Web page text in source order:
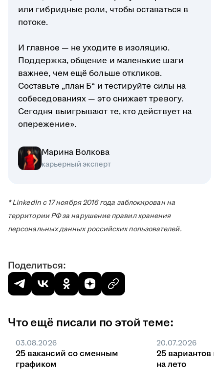
или гибридные роли, чтобы оставаться в
потоке.
И главное — не уходите в изоляцию.
Поддержка, общение и маленькие шаги
важнее, чем ещё больше откликов.
Составьте „план Б“ и тестируйте силы на
собеседованиях — это снижает тревогу.
Сегодня выигрывают те, кто действует на
опережение».
Марина Волкова
карьерный эксперт
* LinkedIn с 17 ноября 2016 года заблокирован на
территории РФ за нарушение правил хранения
персональных данных российских пользователей.
Поделиться:
Что ещё писали по этой теме:
03.08.2026
25 вакансий со сменным
графиком
20.07.2026
25 вариантов
на лето